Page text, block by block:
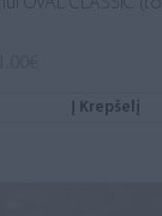
Į Krepšelį